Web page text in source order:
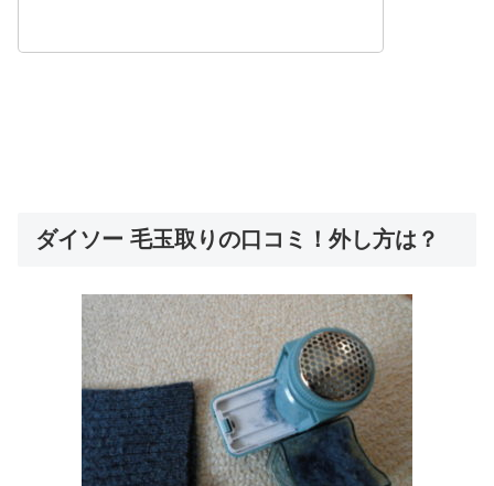
ダイソー 毛玉取りの口コミ！外し方は？